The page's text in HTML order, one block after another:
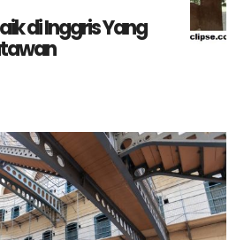
di Inggris Yang